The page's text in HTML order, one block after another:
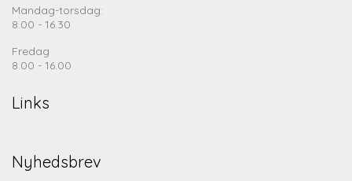
Mandag-torsdag:
8.00 - 16.30
Fredag
8.00 - 16.00
Links
Nyhedsbrev